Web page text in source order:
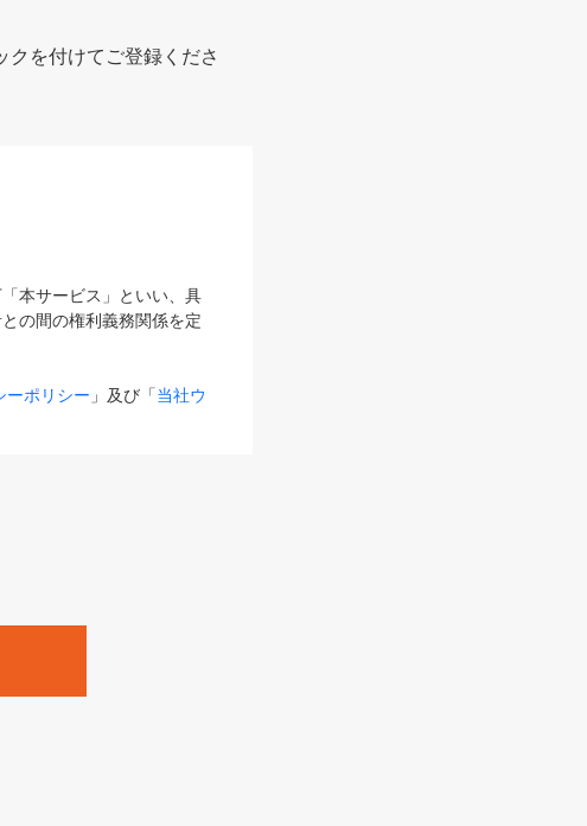
を付けてご登録くださ
本サービス」といい、具
の間の権利義務関係を定
ーポリシー 」及び「当社ウ
、変更後のサービスを含
ます。
Biz/Zine」「HRzine」